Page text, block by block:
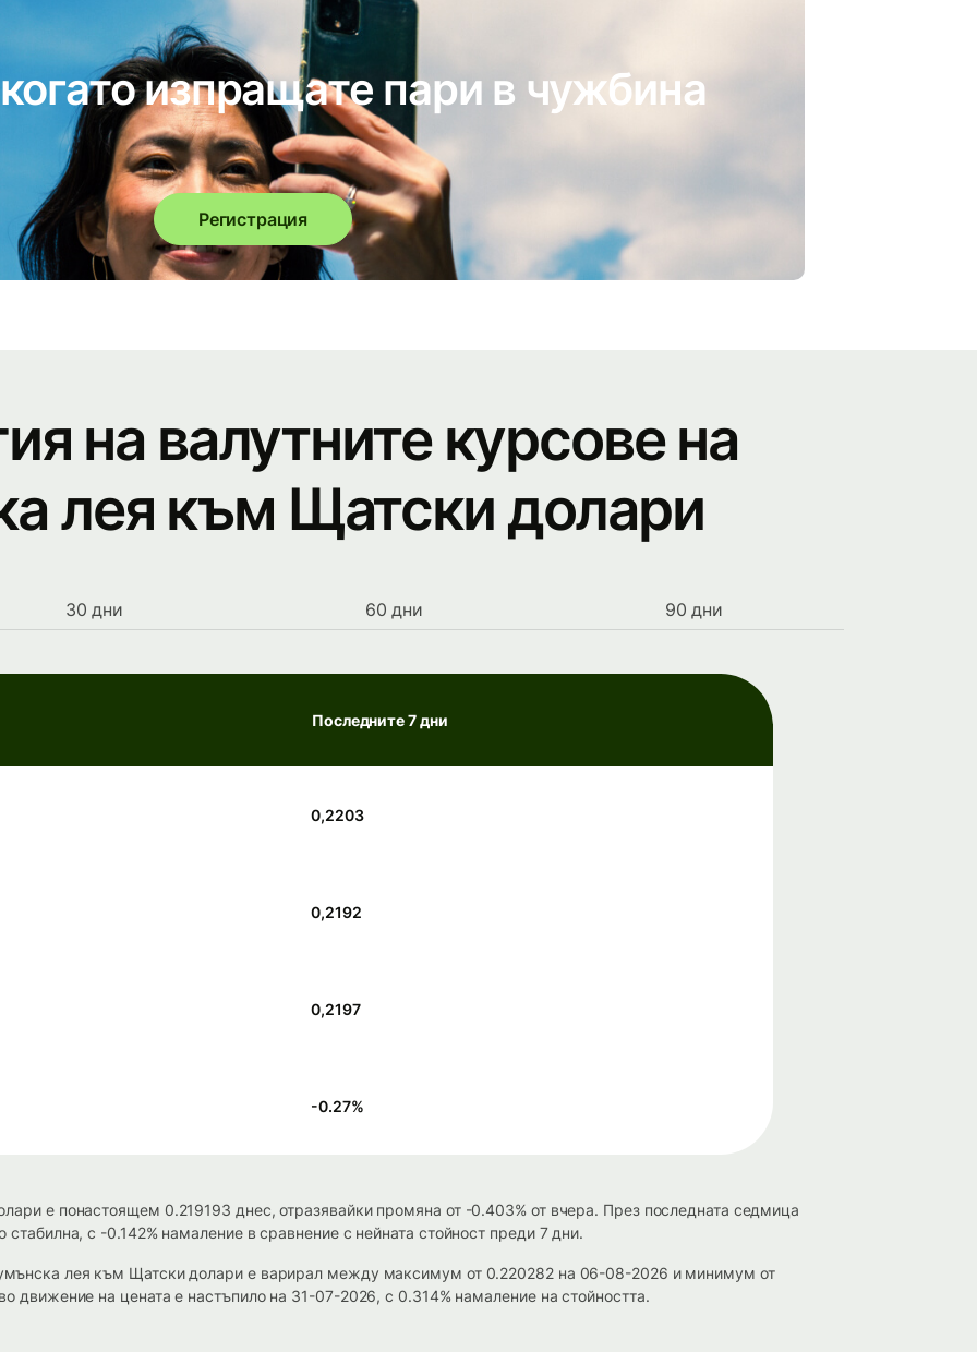
изпращате пари в чужбина
Регистрация
на валутните курсове на
лея към Щатски долари
30 дни 60 дни 90 дни
Последните 7 дни
0,2203
0,2192
0,2197
-0.27%
е понастоящем 0.219193 днес, отразявайки промяна от -0.403% от вчера. През последната седмица
стабилна, с -0.142% намаление в сравнение с нейната стойност преди 7 дни.
лея към Щатски долари е варирал между максимум от 0.220282 на 06-08-2026 и минимум от
движение на цената е настъпило на 31-07-2026, с 0.314% намаление на стойността.